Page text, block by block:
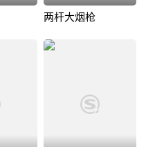
两杆大烟枪